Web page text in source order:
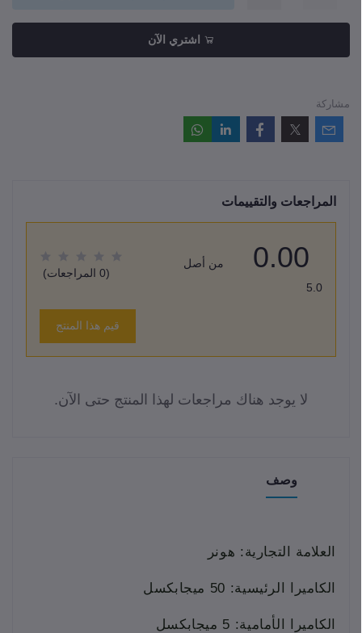
اشتري الآن
مشاركة
المراجعات والتقييمات
0.00
من أصل
5.0
(0 المراجعات)
قيم هذا المنتج
لا يوجد هناك مراجعات لهذا المنتج حتى الآن.
وصف
العلامة التجارية: هونر
الكاميرا الرئيسية: 50 ميجابكسل
الكاميرا الأمامية: 5 ميجابكسل